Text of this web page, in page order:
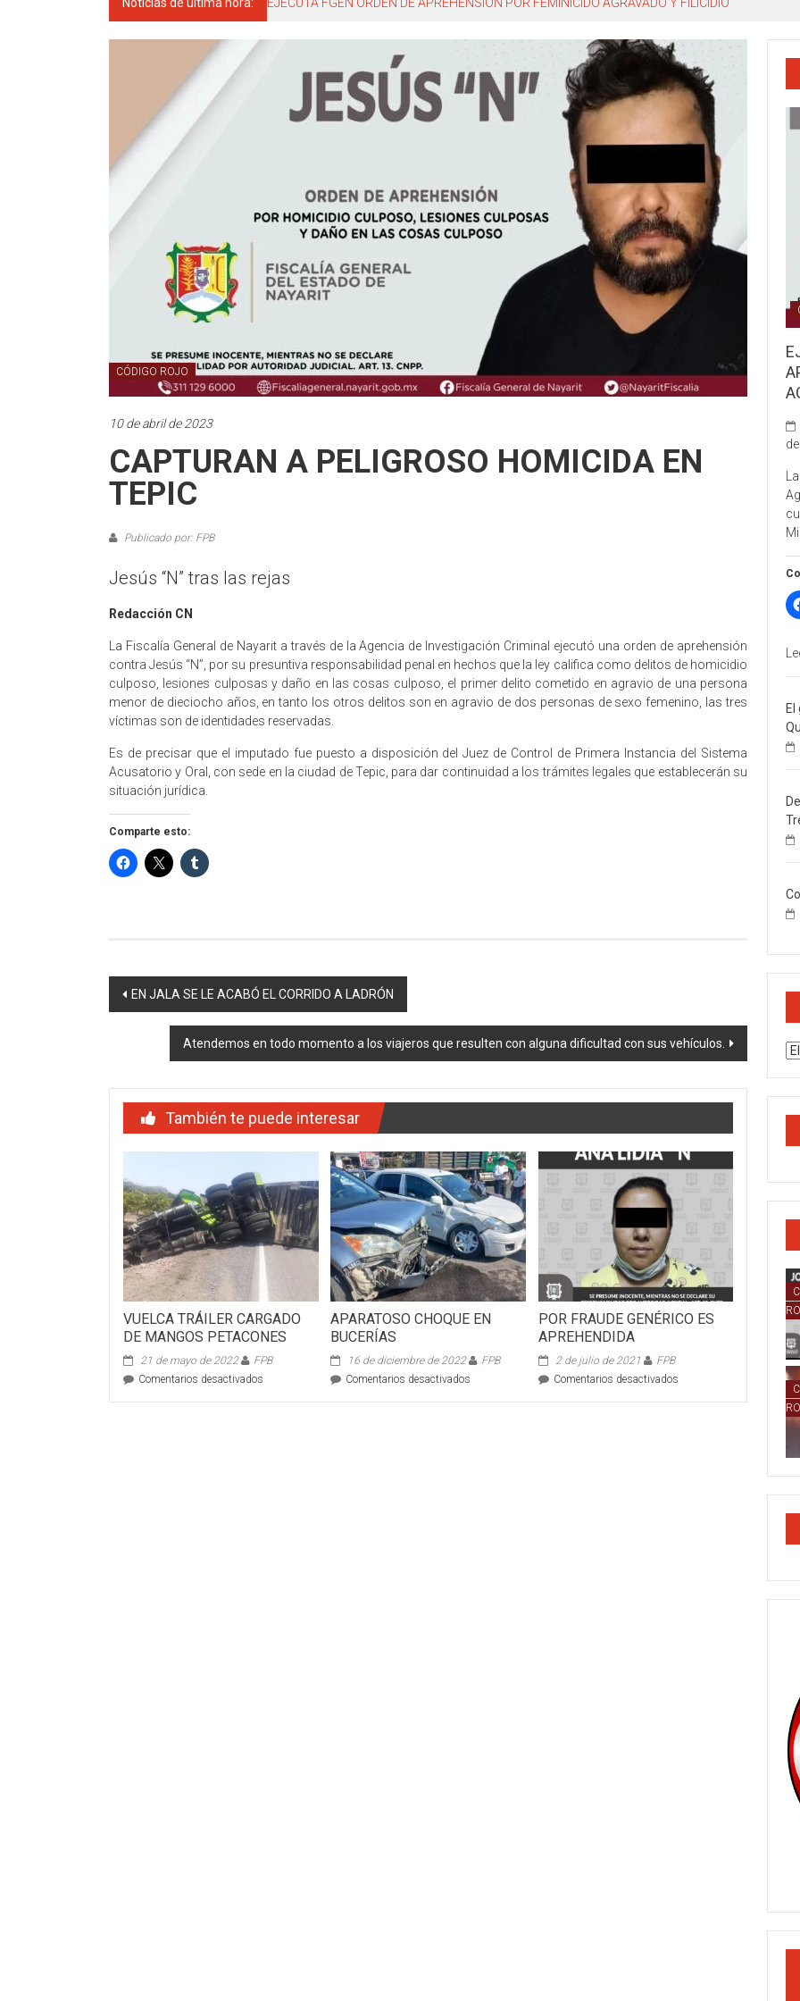
CÓDIGO ROJO
10 de abril de 2023
CAPTURAN A PELIGROSO HOMICIDA EN
TEPIC
Publicado por: FPB
Jesús “N” tras las rejas
Redacción CN
La Fiscalía General de Nayarit a través de la Agencia de Investigación Criminal ejecutó una orden de aprehensión
contra Jesús “N”, por su presuntiva responsabilidad penal en hechos que la ley califica como delitos de homicidio
culposo, lesiones culposas y daño en las cosas culposo, el primer delito cometido en agravio de una persona
menor de dieciocho años, en tanto los otros delitos son en agravio de dos personas de sexo femenino, las tres
víctimas son de identidades reservadas.
Es de precisar que el imputado fue puesto a disposición del Juez de Control de Primera Instancia del Sistema
Acusatorio y Oral, con sede en la ciudad de Tepic, para dar continuidad a los trámites legales que establecerán su
situación jurídica.
Comparte esto:
Navegación
entradas
EN JALA SE LE ACABÓ EL CORRIDO A LADRÓN
Atendemos en todo momento a los viajeros que resulten con alguna dificultad con sus vehículos.
También te puede interesar
VUELCA TRÁILER CARGADO
DE MANGOS PETACONES
21 de mayo de 2022
FPB
Comentarios desactivados
APARATOSO CHOQUE EN
BUCERÍAS
16 de diciembre de 2022
FPB
Comentarios desactivados
POR FRAUDE GENÉRICO ES
APREHENDIDA
2 de julio de 2021
FPB
Comentarios desactivadosen
El